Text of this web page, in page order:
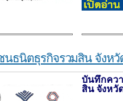
นิตธุรกิจรวมสิน จังหวั
บันทึกคว
สิน จังหวั